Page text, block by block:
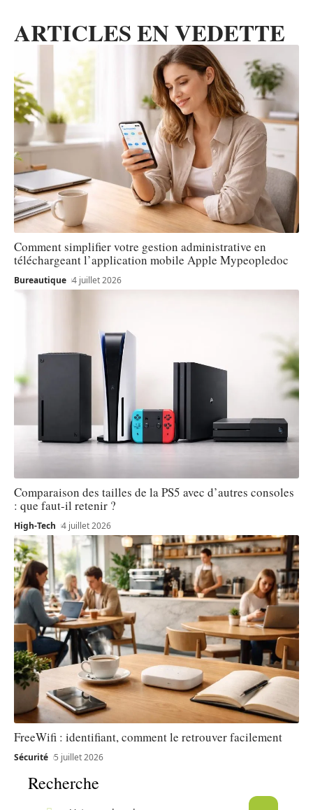
ARTICLES EN VEDETTE
Comment simplifier votre gestion administrative en
téléchargeant l’application mobile Apple Mypeopledoc
Bureautique 4 juillet 2026
Comparaison des tailles de la PS5 avec d’autres consoles
: que faut-il retenir ?
High-Tech 4 juillet 2026
FreeWifi : identifiant, comment le retrouver facilement
Sécurité 5 juillet 2026
Recherche